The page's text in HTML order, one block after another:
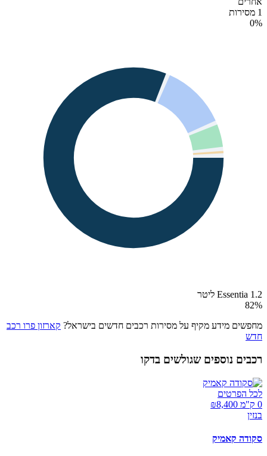
1 מסירות
0%
Essentia 1.2 ליטר
82%
מחפשים מידע מקיף על מסירות רכבים חדשים בישראל? קארזון פרו רכב
חדש
רכבים נוספים שגולשים בדקו
לכל הפרטים
0 ק"מ ₪
8,400
בנזין
סקודה קאמיק